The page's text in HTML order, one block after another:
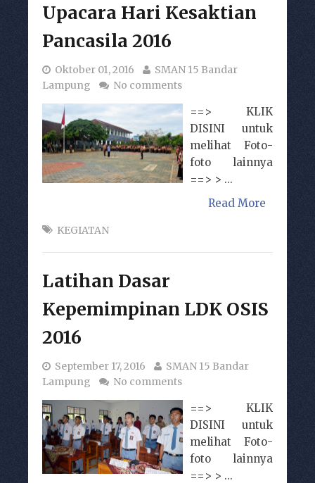
Upacara Hari Kesaktian
Pancasila 2016
Oktober 01, 2016
SMAN 15 Bandar
Lampung
No comments
==> KLIK
DISINI untuk
melihat Foto-
foto lainnya
==> > ...
Read More
KEGIATAN
Latihan Dasar
Kepemimpinan LDK OSIS
2016
September 17, 2016
SMAN 15 Bandar
Lampung
No comments
==> KLIK
DISINI untuk
melihat Foto-
foto lainnya
==> > ...